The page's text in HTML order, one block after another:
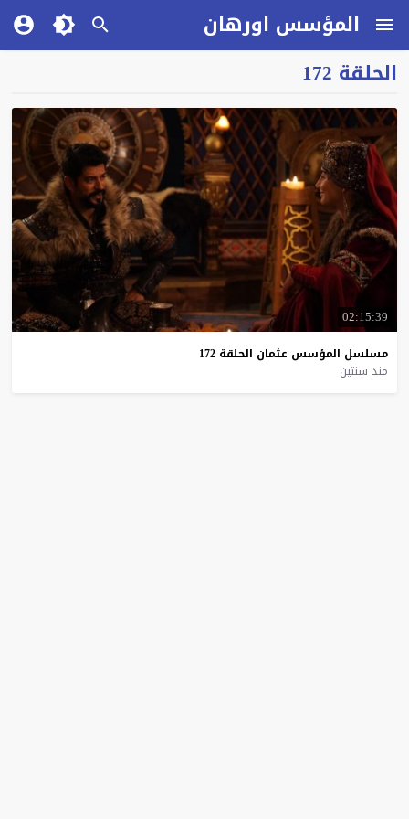
المؤسس اورهان
الحلقة 172
02:15:39
مسلسل المؤسس عثمان الحلقة 172
منذ سنتين